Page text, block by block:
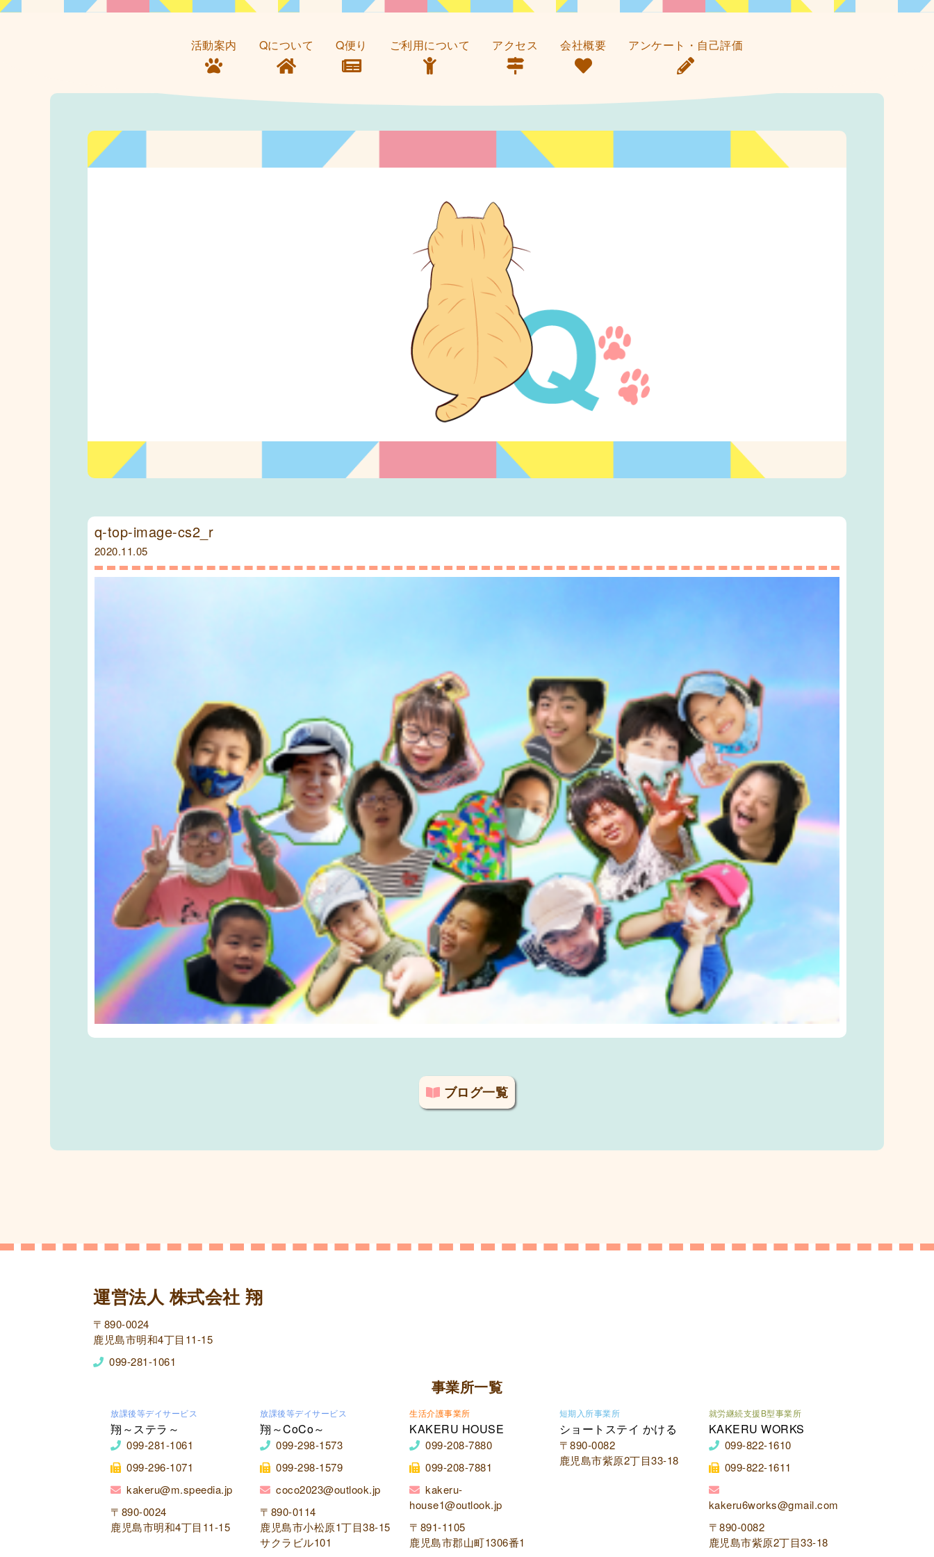
活動案内 Qについて Q便り ご利用について アクセス 会社概要 アンケート・自己評価
q-top-image-cs2_r
2020.11.05
ブログ一覧
運営法人 株式会社 翔
〒890-0024
鹿児島市明和4丁目11-15
099-281-1061
事業所一覧
放課後等デイサービス
翔～ステラ～
099-281-1061
099-296-1071
kakeru@m.speedia.jp
〒890-0024
鹿児島市明和4丁目11-15
放課後等デイサービス
翔～CoCo～
099-298-1573
099-298-1579
coco2023@outlook.jp
〒890-0114
鹿児島市小松原1丁目38-15
サクラビル101
生活介護事業所
KAKERU HOUSE
099-208-7880
099-208-7881
kakeru-
house1@outlook.jp
〒891-1105
鹿児島市郡山町1306番1
短期入所事業所
ショートステイ かける
〒890-0082
鹿児島市紫原2丁目33-18
就労継続支援B型事業所
KAKERU WORKS
099-822-1610
099-822-1611
kakeru6works@gmail.com
〒890-0082
鹿児島市紫原2丁目33-18